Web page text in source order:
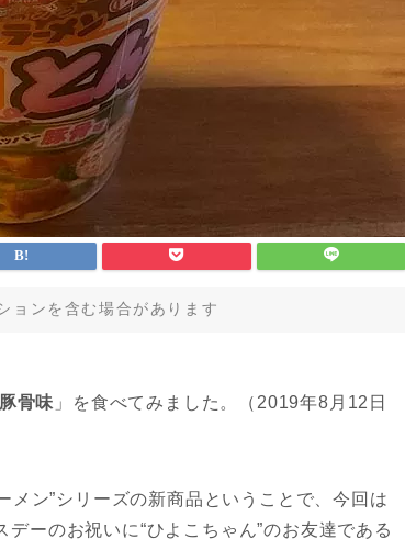
ョンを含む場合があります
骨味 」を食べてみました。（2019年8月12日
メン”シリーズの新商品ということで、今回は
ーのお祝いに“ひよこちゃん”のお友達である